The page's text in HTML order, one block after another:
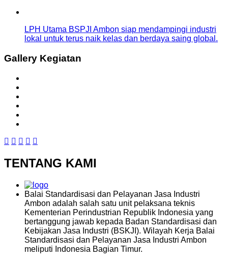
LPH Utama BSPJI Ambon siap mendampingi industri
lokal untuk terus naik kelas dan berdaya saing global.
Gallery Kegiatan
TENTANG KAMI
Balai Standardisasi dan Pelayanan Jasa Industri
Ambon adalah salah satu unit pelaksana teknis
Kementerian Perindustrian Republik Indonesia yang
bertanggung jawab kepada Badan Standardisasi dan
Kebijakan Jasa Industri (BSKJI). Wilayah Kerja Balai
Standardisasi dan Pelayanan Jasa Industri Ambon
meliputi Indonesia Bagian Timur.